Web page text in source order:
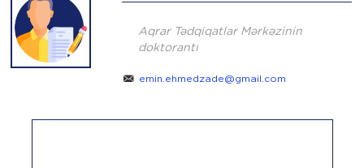
Aqrar Tədqiqatlar Mərkəzinin
doktorantı
emin.ehmedzade@gmail.com